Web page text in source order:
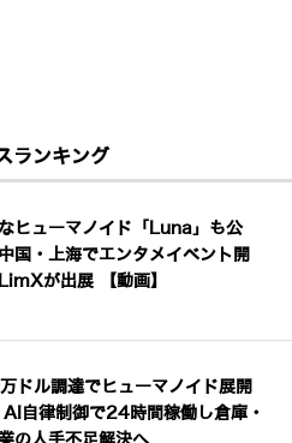
ランキング
ヒューマノイド「Luna」も公
国・上海でエンタメイベント開
が出展 【動画】
ドル調達でヒューマノイド展開
自律制御で24時間稼働し倉庫・